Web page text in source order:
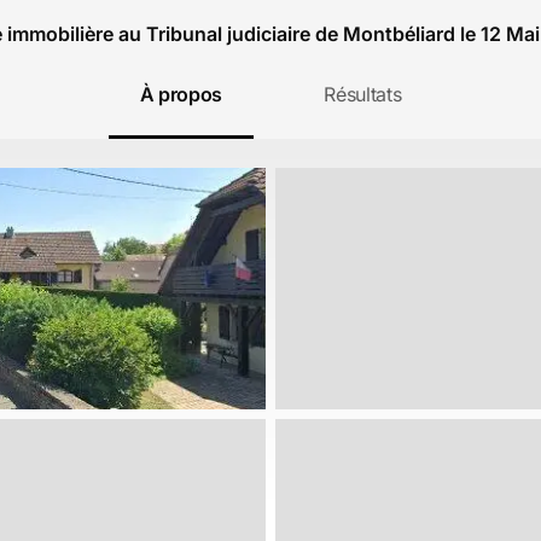
immobilière au Tribunal judiciaire de Montbéliard le 12
À propos Résultats